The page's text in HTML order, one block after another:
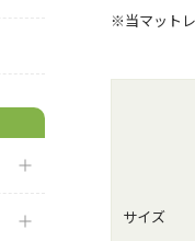
※当マット
サイズ